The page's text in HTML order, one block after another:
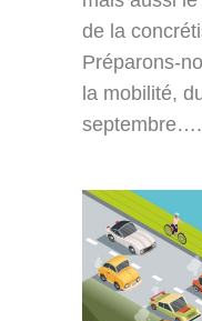
de la
Préparons-
la mobilité,